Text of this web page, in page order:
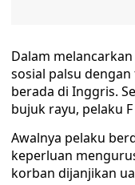
Dalam
sosial palsu
berada di Inggris.
bujuk rayu, pelaku
Awalnya pelaku
keperluan
korban dijanjikan